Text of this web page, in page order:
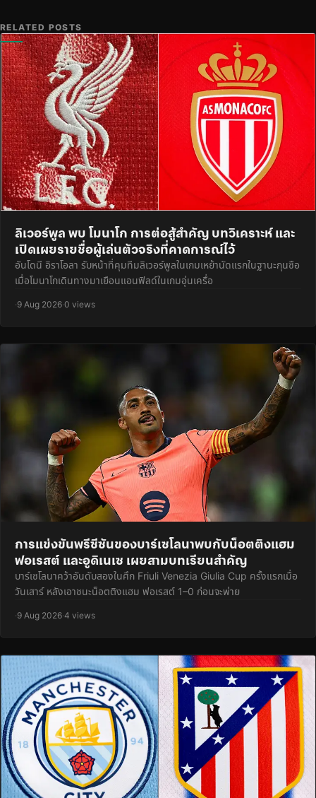
RELATED POSTS
ลิเวอร์พูล พบ โมนาโก การต่อสู้สำคัญ บทวิเคราะห์ และ
เปิดเผยรายชื่อผู้เล่นตัวจริงที่คาดการณ์ไว้
อันโดนี อิราโอลา รับหน้าที่คุมทีมลิเวอร์พูลในเกมเหย้านัดแรกในฐานะกุนซือ
เมื่อโมนาโกเดินทางมาเยือนแอนฟิลด์ในเกมอุ่นเครื่อ
·9 Aug 2026·0 views
การแข่งขันพรีซีซันของบาร์เซโลนาพบกับน็อตติงแฮม
ฟอเรสต์ และอูดิเนเซ เผยสามบทเรียนสำคัญ
บาร์เซโลนาคว้าอันดับสองในศึก Friuli Venezia Giulia Cup ครั้งแรกเมื่อ
วันเสาร์ หลังเอาชนะน็อตติงแฮม ฟอเรสต์ 1–0 ก่อนจะพ่าย
·9 Aug 2026·4 views